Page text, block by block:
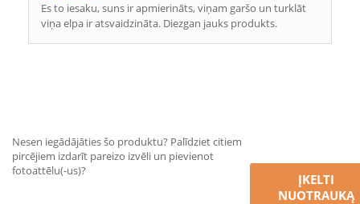
Es to iesaku, suns ir apmierināts, viņam garšo un turklāt
viņa elpa ir atsvaidzināta. Diezgan jauks produkts.
Nesen iegādājāties šo produktu? Palīdziet citiem
pircējiem izdarīt pareizo izvēli un pievienot
fotoattēlu(-us)?
ĮKELTI
NUOTRAUKĄ